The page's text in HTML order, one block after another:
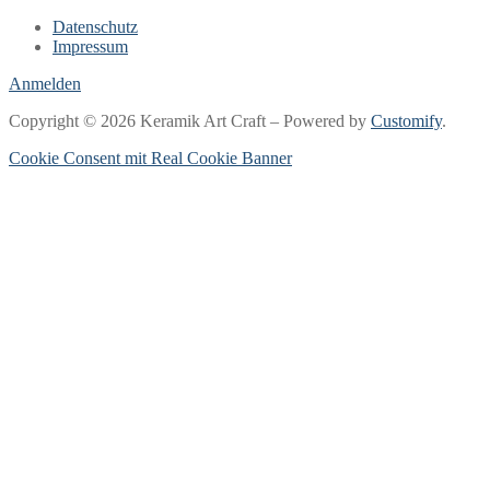
Datenschutz
Impressum
Anmelden
Copyright © 2026 Keramik Art Craft – Powered by Customify.
Cookie Consent mit Real Cookie Banner